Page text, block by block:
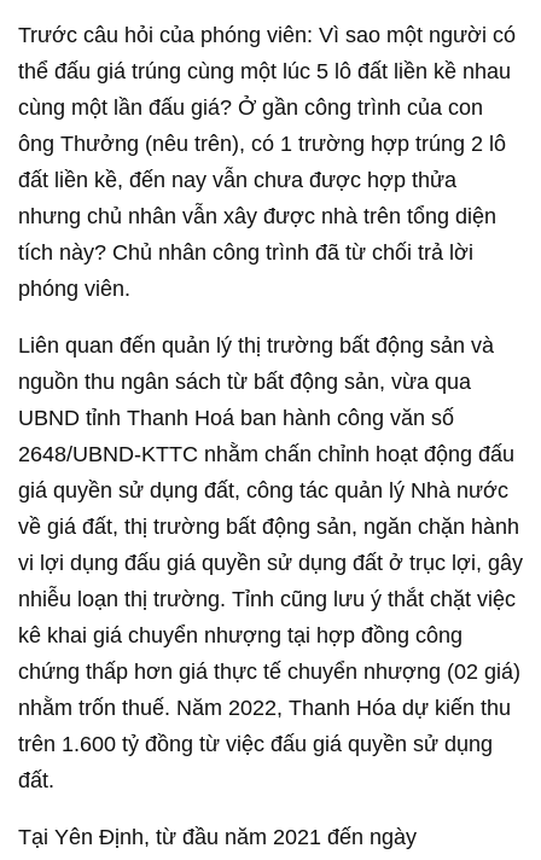
Trước câu hỏi của phóng viên: Vì sao một người có
thể đấu giá trúng cùng một lúc 5 lô đất liền kề nhau
cùng một lần đấu giá? Ở gần công trình của con
ông Thưởng (nêu trên), có 1 trường hợp trúng 2 lô
đất liền kề, đến nay vẫn chưa được hợp thửa
nhưng chủ nhân vẫn xây được nhà trên tổng diện
tích này? Chủ nhân công trình đã từ chối trả lời
phóng viên.
Liên quan đến quản lý thị trường bất động sản và
nguồn thu ngân sách từ bất động sản, vừa qua
UBND tỉnh Thanh Hoá ban hành công văn số
2648/UBND-KTTC nhằm chấn chỉnh hoạt động đấu
giá quyền sử dụng đất, công tác quản lý Nhà nước
về giá đất, thị trường bất động sản, ngăn chặn hành
vi lợi dụng đấu giá quyền sử dụng đất ở trục lợi, gây
nhiễu loạn thị trường. Tỉnh cũng lưu ý thắt chặt việc
kê khai giá chuyển nhượng tại hợp đồng công
chứng thấp hơn giá thực tế chuyển nhượng (02 giá)
nhằm trốn thuế. Năm 2022, Thanh Hóa dự kiến thu
trên 1.600 tỷ đồng từ việc đấu giá quyền sử dụng
đất.
Tại Yên Định, từ đầu năm 2021 đến ngày